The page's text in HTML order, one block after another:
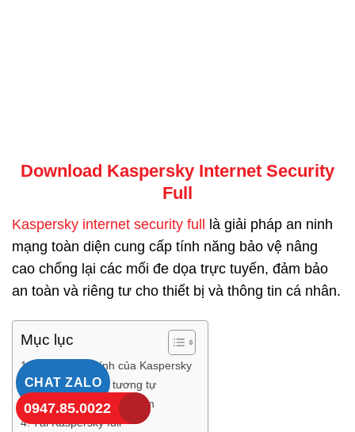
CHAT ZALO
0947.85.0022
Download Kaspersky Internet Security
Full
Kaspersky internet security full là giải pháp an ninh
mạng toàn diện cung cấp tính năng bảo vệ nâng
cao chống lại các mối đe dọa trực tuyến, đảm bảo
an toàn và riêng tư cho thiết bị và thông tin cá nhân.
Mục lục
Tính năng chính của Kaspersky
Các phần mềm tương tự
Thông tin file phần mềm
Tải Kaspersky full